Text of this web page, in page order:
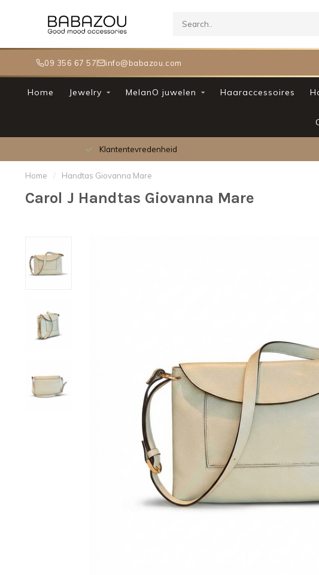
09 356 67 57 info@babazou.com
Home Jewelry MelanO juwelen Haaraccessoires
Klantentevredenheid
Home / Handtas Giovanna Mare
Carol J Handtas Giovanna Mare